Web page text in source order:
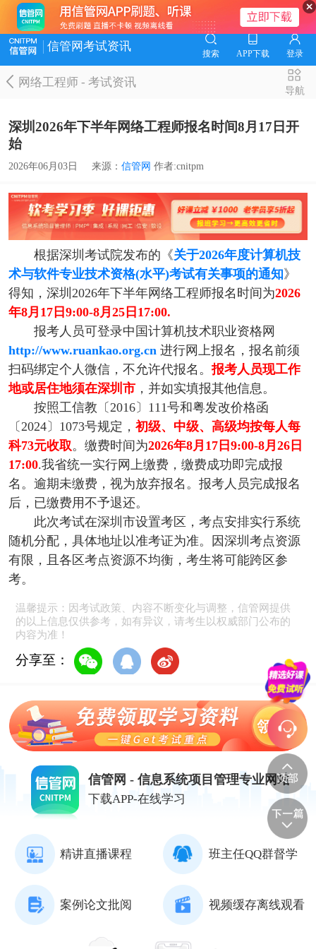
信管网考试资讯
搜索 APP下载 登录
网络工程师-考试资讯
导航
深圳2026年下半年网络工程师报名时间8月17日开
始
2026年06月03日 来源： 信管网 作者:cnitpm
根据深圳考试院发布的《关于2026年度计算机技
术与软件专业技术资格(水平)考试有关事项的通知》
得知，深圳2026年下半年网络工程师报名时间为2026
年8月17日9:00-8月25日17:00.
报考人员可登录中国计算机技术职业资格网
http://www.ruankao.org.cn进行网上报名，报名前须
扫码绑定个人微信，不允许代报名。报考人员现工作
地或居住地须在深圳市，并如实填报其他信息。
按照工信教〔2016〕111号和粤发改价格函
〔2024〕1073号规定， 初级、中级、高级均按每人每
科73元收取。缴费时间为2026年8月17日9:00-8月26日
17:00.我省统一实行网上缴费，缴费成功即完成报
名。逾期未缴费，视为放弃报名。报考人员完成报名
后，已缴费用不予退还。
此次考试在深圳市设置考区，考点安排实行系统
随机分配，具体地址以准考证为准。因深圳考点资源
有限，且各区考点资源不均衡，考生将可能跨区参
考。
温馨提示：因考试政策、内容不断变化与调整，信管网提供
的以上信息仅供参考，如有异议，请考生以权威部门公布的
内容为准！
分享至：
信管网 - 信息系统项目管理专业网站
下载APP-在线学习
精讲直播课程 班主任QQ群督学
案例论文批阅 视频缓存离线观看